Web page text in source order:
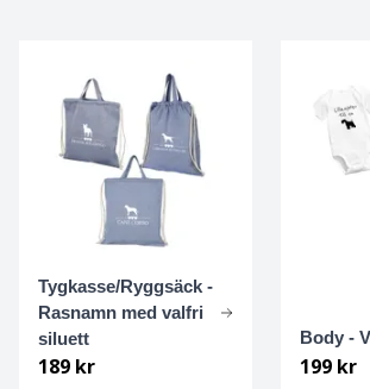
Tygkasse/Ryggsäck -
Rasnamn med valfri
siluett
189 kr
Body -
199 kr
Dandie dinmont terrier
Dansk-svensk gårdshund
Dogo Argentino
Dvärgpinscher